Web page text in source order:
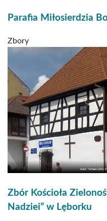
Parafia Miłosierdzia
Zbory
Zbór Kościoła
Nadziei” w Lęborku